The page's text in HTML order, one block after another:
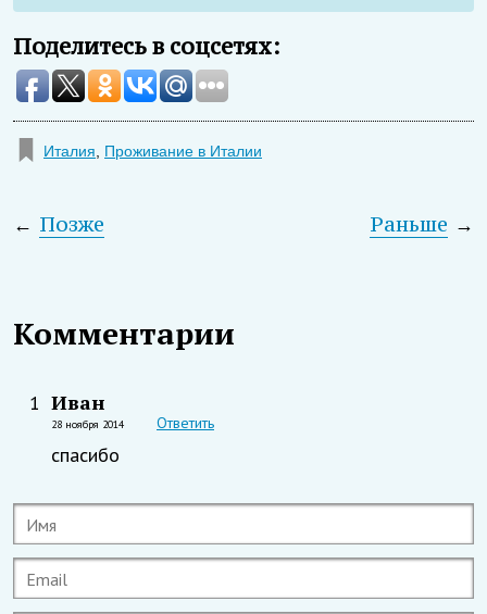
Поделитесь в соцсетях:
Италия, Проживание в Италии
← Позже →
Раньше
Комментарии
1 Иван
28 ноября 2014 Ответить
спасибо